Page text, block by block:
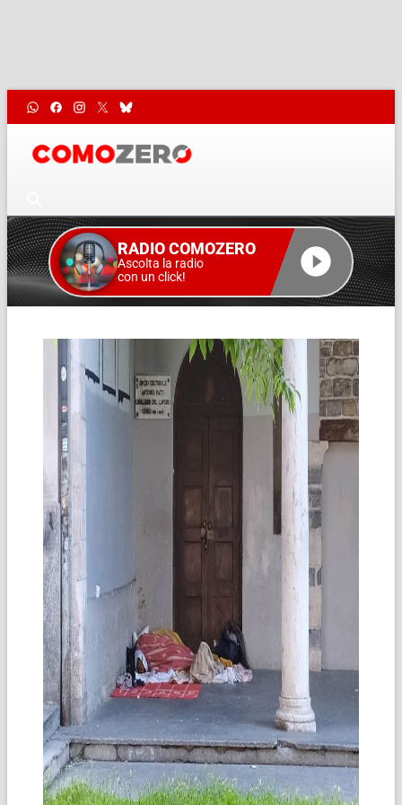
RADIO COMOZERO
Ascolta la radio
con un click!